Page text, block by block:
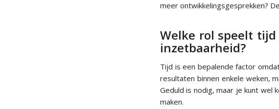
meer ontwikkelingsgesprekken?
Welke rol speelt
inzetbaarheid?
Tijd is een bepalende factor
resultaten binnen enkele weken,
Geduld is nodig, maar je kunt wel
maken.